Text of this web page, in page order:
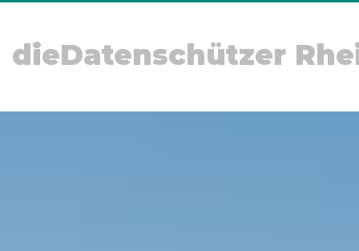
dieDatenschützer